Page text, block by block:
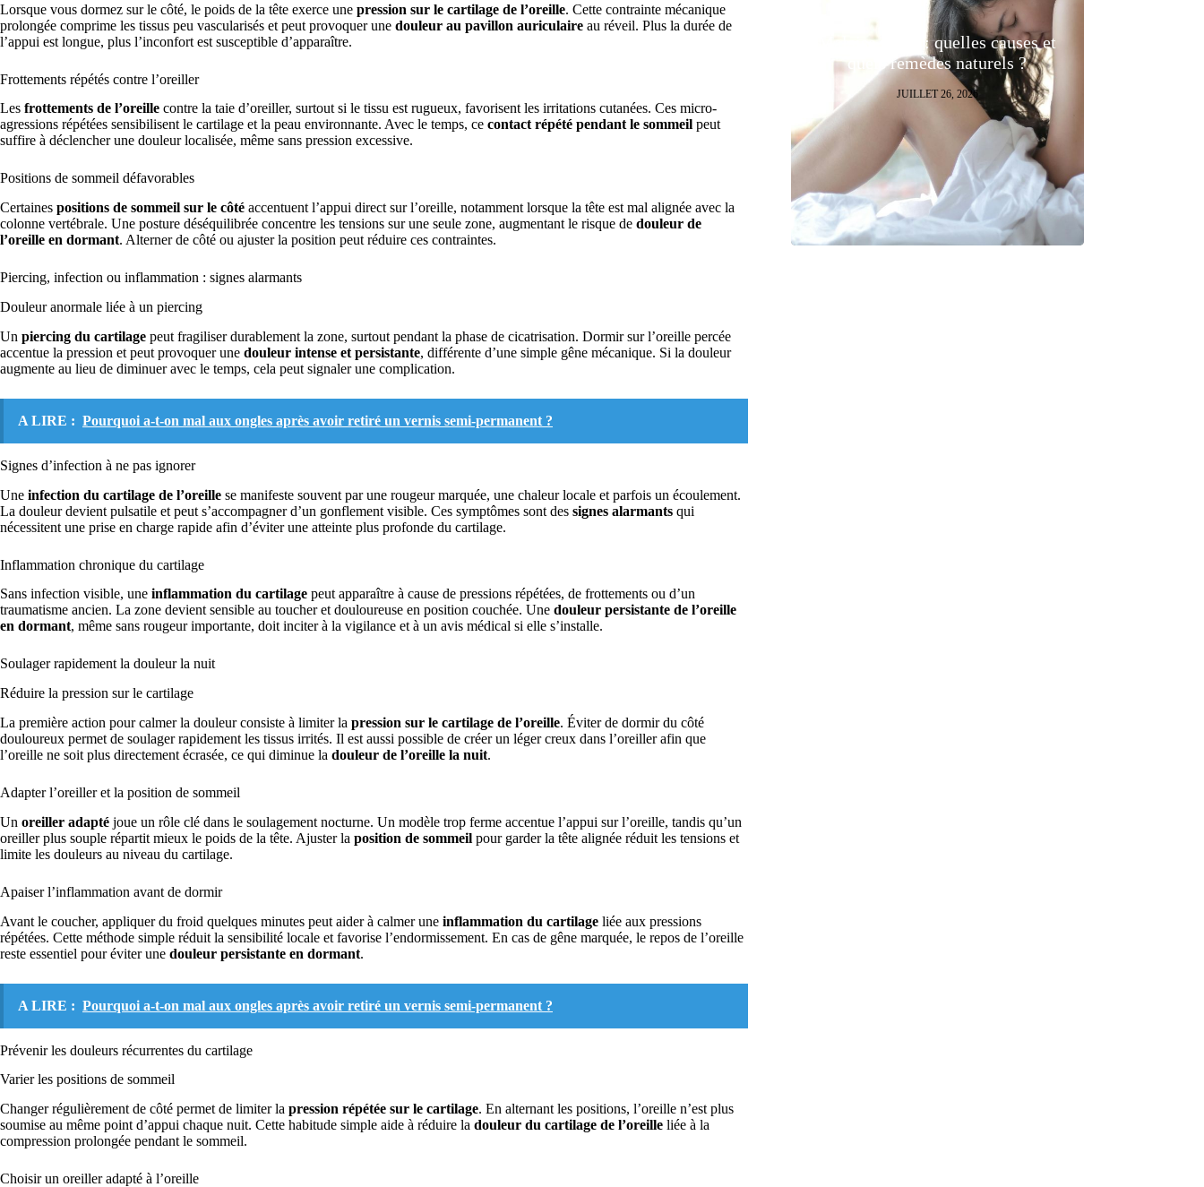
Lorsque vous dormez sur le côté, le poids de la tête exerce une pression sur le cartilage de l’oreille. Cette contrainte mécanique
prolongée comprime les tissus peu vascularisés et peut provoquer une douleur au pavillon auriculaire au réveil. Plus la durée de
l’appui est longue, plus l’inconfort est susceptible d’apparaître.
Frottements répétés contre l’oreiller
Les frottements de l’oreille contre la taie d’oreiller, surtout si le tissu est rugueux, favorisent les irritations cutanées. Ces micro-
agressions répétées sensibilisent le cartilage et la peau environnante. Avec le temps, ce contact répété pendant le sommeil peut
suffire à déclencher une douleur localisée, même sans pression excessive.
Positions de sommeil défavorables
Certaines positions de sommeil sur le côté accentuent l’appui direct sur l’oreille, notamment lorsque la tête est mal alignée avec la
colonne vertébrale. Une posture déséquilibrée concentre les tensions sur une seule zone, augmentant le risque de douleur de
l’oreille en dormant. Alterner de côté ou ajuster la position peut réduire ces contraintes.
Piercing, infection ou inflammation : signes alarmants
Douleur anormale liée à un piercing
Un piercing du cartilage peut fragiliser durablement la zone, surtout pendant la phase de cicatrisation. Dormir sur l’oreille percée
accentue la pression et peut provoquer une douleur intense et persistante, différente d’une simple gêne mécanique. Si la douleur
augmente au lieu de diminuer avec le temps, cela peut signaler une complication.
A LIRE : Pourquoi a-t-on mal aux ongles après avoir retiré un vernis semi-permanent ?
Signes d’infection à ne pas ignorer
Une infection du cartilage de l’oreille se manifeste souvent par une rougeur marquée, une chaleur locale et parfois un écoulement.
La douleur devient pulsatile et peut s’accompagner d’un gonflement visible. Ces symptômes sont des signes alarmants qui
nécessitent une prise en charge rapide afin d’éviter une atteinte plus profonde du cartilage.
Inflammation chronique du cartilage
Sans infection visible, une inflammation du cartilage peut apparaître à cause de pressions répétées, de frottements ou d’un
traumatisme ancien. La zone devient sensible au toucher et douloureuse en position couchée. Une douleur persistante de l’oreille
en dormant, même sans rougeur importante, doit inciter à la vigilance et à un avis médical si elle s’installe.
Soulager rapidement la douleur la nuit
Réduire la pression sur le cartilage
La première action pour calmer la douleur consiste à limiter la pression sur le cartilage de l’oreille. Éviter de dormir du côté
douloureux permet de soulager rapidement les tissus irrités. Il est aussi possible de créer un léger creux dans l’oreiller afin que
l’oreille ne soit plus directement écrasée, ce qui diminue la douleur de l’oreille la nuit.
Adapter l’oreiller et la position de sommeil
Un oreiller adapté joue un rôle clé dans le soulagement nocturne. Un modèle trop ferme accentue l’appui sur l’oreille, tandis qu’un
oreiller plus souple répartit mieux le poids de la tête. Ajuster la position de sommeil pour garder la tête alignée réduit les tensions et
limite les douleurs au niveau du cartilage.
Apaiser l’inflammation avant de dormir
Avant le coucher, appliquer du froid quelques minutes peut aider à calmer une inflammation du cartilage liée aux pressions
répétées. Cette méthode simple réduit la sensibilité locale et favorise l’endormissement. En cas de gêne marquée, le repos de l’oreille
reste essentiel pour éviter une douleur persistante en dormant.
A LIRE : Pourquoi a-t-on mal aux ongles après avoir retiré un vernis semi-permanent ?
Prévenir les douleurs récurrentes du cartilage
Varier les positions de sommeil
Changer régulièrement de côté permet de limiter la pression répétée sur le cartilage. En alternant les positions, l’oreille n’est plus
soumise au même point d’appui chaque nuit. Cette habitude simple aide à réduire la douleur du cartilage de l’oreille liée à la
compression prolongée pendant le sommeil.
Choisir un oreiller adapté à l’oreille
Malaise vagal : quelles causes et
quels remèdes naturels ?
JUILLET 26, 2026